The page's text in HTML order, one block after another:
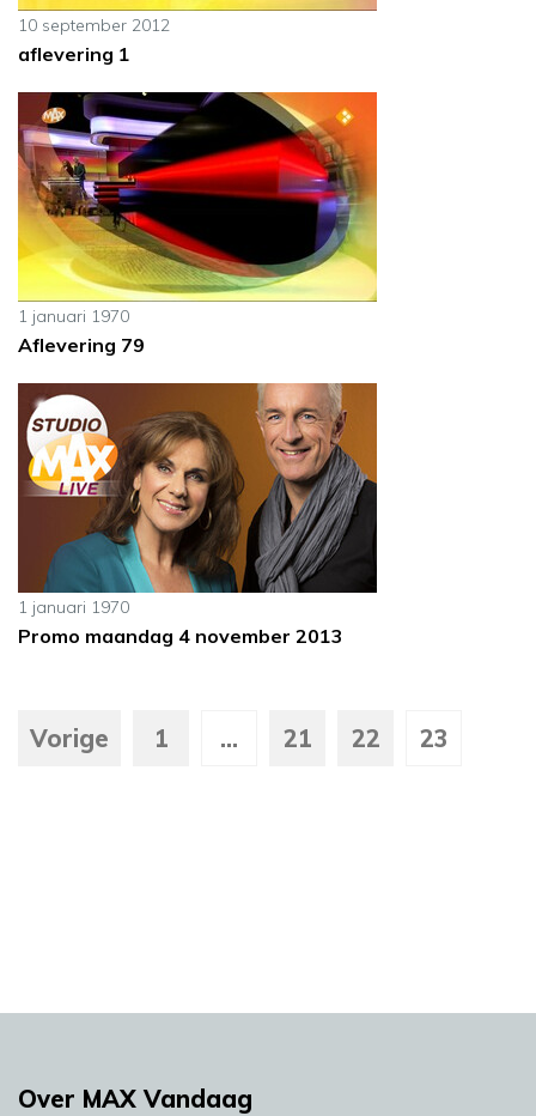
10 september 2012
aflevering 1
1 januari 1970
Aflevering 79
1 januari 1970
Promo maandag 4 november 2013
Vorige 1 ... 21 22 23
Over MAX Vandaag